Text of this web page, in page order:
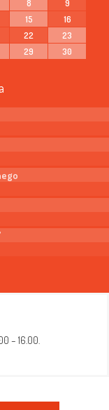
8
9
15
16
22
23
29
30
– 16.00.